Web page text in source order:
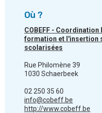
Où ?
COBEFF -
formation et l'insertion
scolarisées
Rue Philomène 39
1030 Schaerbeek
02 250 35 60
info@cobeff.be
http://www.cobeff.be